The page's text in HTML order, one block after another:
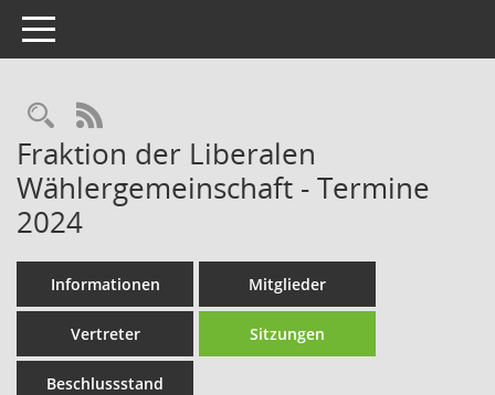
Toggle navigation
Rechercheauswahl
RSS-Feed
Fraktion der Liberalen
Wählergemeinschaft - Termine
2024
Informationen Mitglieder
Vertreter Sitzungen
Beschlussstand